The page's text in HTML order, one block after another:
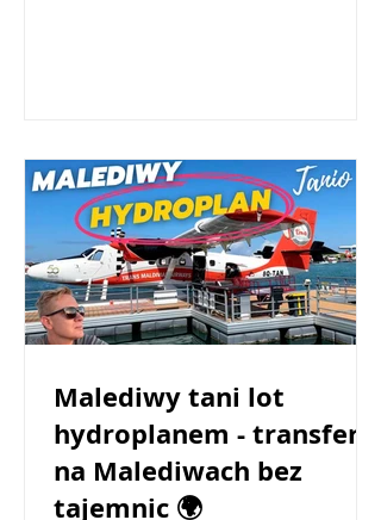
może się mocno zdziwić, bo
prawdziwe okazje znikają w minutę.
Przeanalizowałem dla Was raporty
biur podróży, sprawdziłem siatki
Malediwy tani lot
hydroplanem - transfery
na Malediwach bez
tajemnic 🌍